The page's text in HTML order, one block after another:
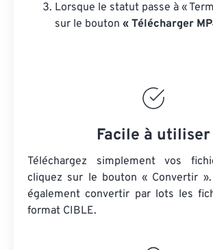
Lorsque le statut passe à «
sur le bouton « Télécharger
Facile à utiliser
Téléchargez simplement vos
cliquez sur le bouton « Convertir ».
également convertir par lots les
format CIBLE.